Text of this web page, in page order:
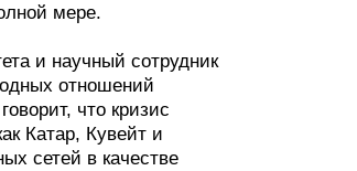
мере.
и научный сотрудник
отношений
что кризис
Катар, Кувейт и
сетей в качестве